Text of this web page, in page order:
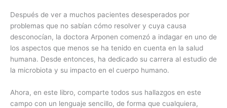
Después de ver a muchos pacientes desesperados por
problemas que no sabían cómo resolver y cuya causa
desconocían, la doctora Arponen comenzó a indagar en uno de
los aspectos que menos se ha tenido en cuenta en la salud
humana. Desde entonces, ha dedicado su carrera al estudio de
la microbiota y su impacto en el cuerpo humano.
Ahora, en este libro, comparte todos sus hallazgos en este
campo con un lenguaje sencillo, de forma que cualquiera,